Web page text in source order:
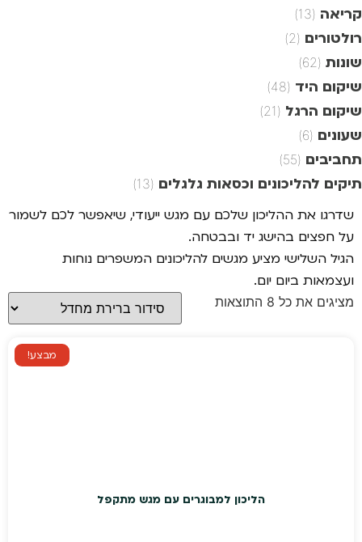
קריאה (13)
רולטורים (2)
שונות (62)
שיקום היד (48)
שיקום הרגל (21)
שעונים (6)
תחביבים (55)
תיקים להליכונים וכסאות גלגלים (13)
שדרגו את ההליכון שלכם עם מגש ייעודי, שיאפשר לכם לשמור
על חפצים בהישג יד ובבטחה.
הגיל השלישי מציע מגשים להליכונים המשפרים נוחות
ועצמאות ביום יום.
מציגים את כל ⁦8⁩ התוצאות
מבצע!
הליכון למבוגרים עם מגש מתקפל